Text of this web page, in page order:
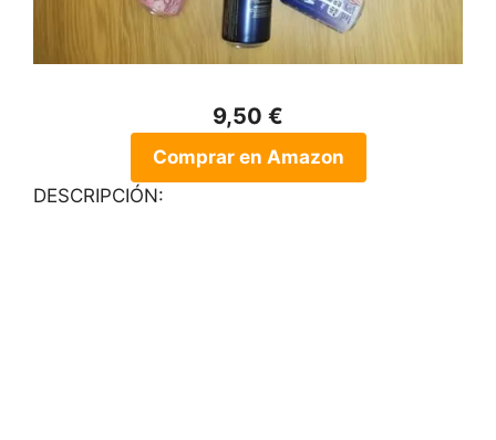
9,50 €
Comprar en Amazon
DESCRIPCIÓN: